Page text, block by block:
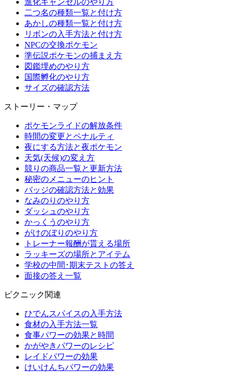
進化キャンセルのやり方
二つ名の種類一覧と付け方
あかしの種類一覧と付け方
リボンの入手方法と付け方
NPCの交換ポケモン
準伝説ポケモンの捕まえ方
図鑑埋めのやり方
国際孵化のやり方
サイズの確認方法
ストーリー・マップ
ポケモンライドの解放条件
時間の変更とペナルティ
夜にする方法と夜ポケモン
天気(天候)の変え方
競りの商品一覧と更新方法
秘密のメニューのヒント
バッジの確認方法と効果
なみのりのやり方
ダッシュのやり方
かっくうのやり方
がけのぼりのやり方
トレーナー報酬が貰える場所
ラッキーズの場所とアイテム
学校の中間･期末テストの答え
面接の答え一覧
ピクニック関連
ひでんスパイスの入手方法
食材の入手方法一覧
食事パワーの効果と時間
かがやきパワーのレシピ
レイドパワーの効果
けいけんちパワーの効果